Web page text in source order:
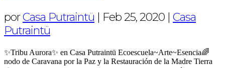
porCasa Putraintü Feb 25, 2020 Casa
Putraintü
✨Tribu Aurora✨ en Casa Putraintü Ecoescuela~Arte~Esencia🌈
nodo de Caravana por la Paz y la Restauración de la Madre Tierra